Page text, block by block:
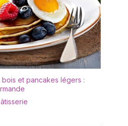
: cette boîte à pilules
peut être utilisée pour
stocker des pilules, des
vitamines, des premiers
soins, des épices, des
bonbons, des
cosmétiques, des gels,
des crèmes, des bijoux,
des écouteurs, des
bouchons d'oreille, etc.
et pancakes légers :